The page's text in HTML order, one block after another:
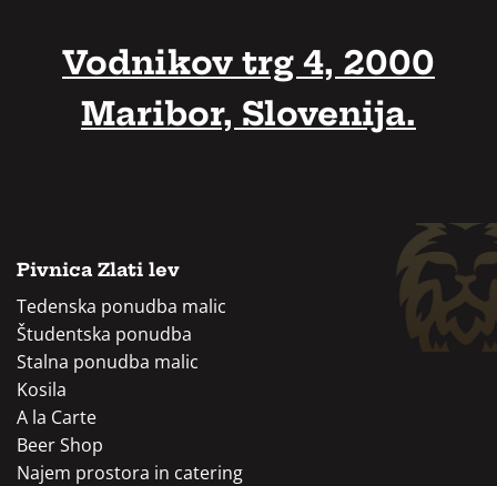
Vodnikov trg 4, 2000
Maribor, Slovenija.
Pivnica Zlati lev
Tedenska ponudba malic
Študentska ponudba
Stalna ponudba malic
Kosila
A la Carte
Beer Shop
Najem prostora in catering